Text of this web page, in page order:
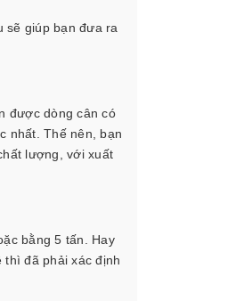
sẽ giúp bạn đưa ra
được dòng cân có
nhất. Thế nên, bạn
lượng, với xuất
bằng 5 tấn. Hay
thì đã phải xác định